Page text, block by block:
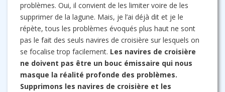
problèmes. Oui, il convient de les limiter voire de les
supprimer de la lagune. Mais, je l’ai déjà dit et je le
répète, tous les problèmes évoqués plus haut ne sont
pas le fait des seuls navires de croisière sur lesquels on
se focalise trop facilement. Les navires de croisière
ne doivent pas être un bouc émissaire qui nous
masque la réalité profonde des problèmes.
Supprimons les navires de croisière et les